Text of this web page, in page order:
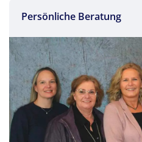
Teile diese Reise
Persönliche Beratung